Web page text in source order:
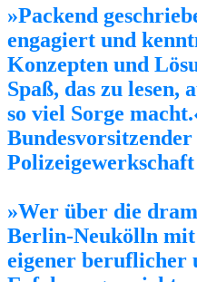
»Packend
engagiert und
Konzepten und
Spaß, das zu lesen,
so viel Sorge
Polizeigewerkschaft
»Wer über die
Berlin-Neukölln
eigener beruflicher